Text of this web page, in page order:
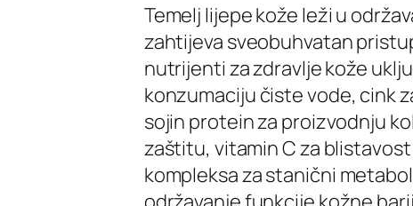
Temelj lijepe kože leži u
zahtijeva sveobuhvatan
nutrijenti za zdravlje kože
konzumaciju čiste vode, cink
sojin protein za proizvodnju
zaštitu, vitamin C za
kompleksa za stanični